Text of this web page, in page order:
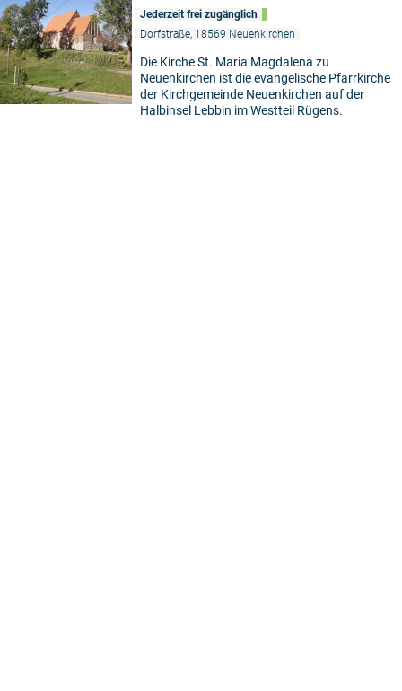
Jederzeit frei zugänglich
Dorfstraße, 18569 Neuenkirchen
Die Kirche St. Maria Magdalena zu
Neuenkirchen ist die evangelische Pfarrkirche
der Kirchgemeinde Neuenkirchen auf der
Halbinsel Lebbin im Westteil Rügens.